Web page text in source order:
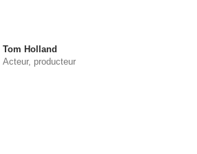
Tom Holland
Acteur, producteur